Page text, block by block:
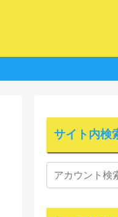
サイト内検